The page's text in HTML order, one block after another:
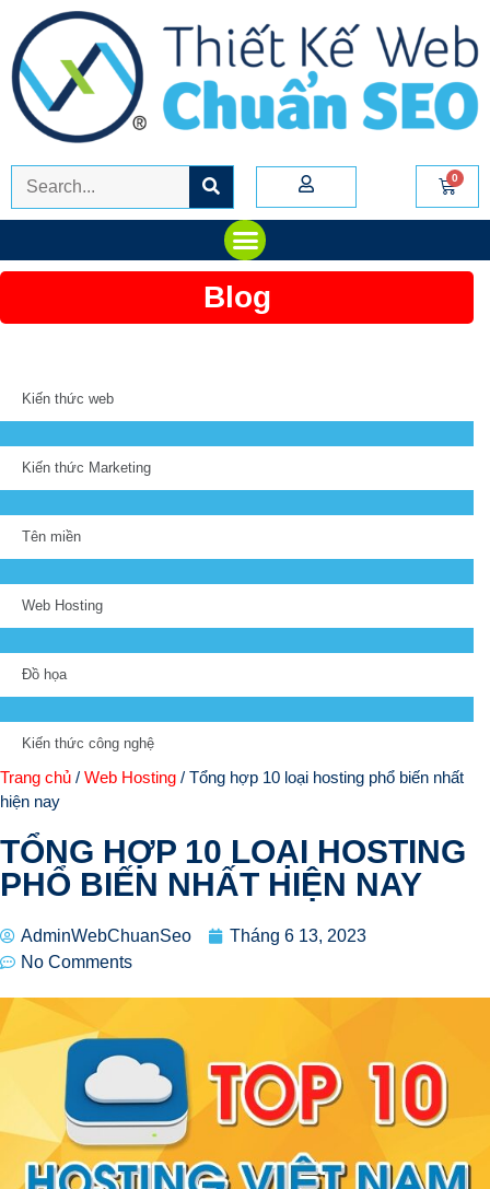
Blog
Kiến thức web
Kiến thức Marketing
Tên miền
Web Hosting
Đồ họa
Kiến thức công nghệ
Trang chủ / Web Hosting / Tổng hợp 10 loại hosting phổ biến nhất
hiện nay
TỔNG HỢP 10 LOẠI HOSTING
PHỔ BIẾN NHẤT HIỆN NAY
AdminWebChuanSeo
Tháng 6 13, 2023
No Comments